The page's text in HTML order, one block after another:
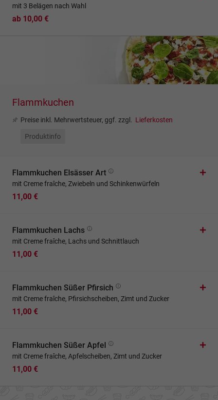
mit 3 Belägen nach Wahl
ab 10,00 €
Flammkuchen
Preise inkl. Mehrwertsteuer, ggf. zzgl. Lieferkosten
Produktinfo
Flammkuchen Elsässer Art
mit Creme fraîche, Zwiebeln und Schinkenwürfeln
11,00 €
Flammkuchen Lachs
mit Creme fraîche, Lachs und Schnittlauch
11,00 €
Flammkuchen Süßer Pfirsich
mit Creme fraîche, Pfirsichscheiben, Zimt und Zucker
11,00 €
Flammkuchen Süßer Apfel
mit Creme fraîche, Apfelscheiben, Zimt und Zucker
11,00 €